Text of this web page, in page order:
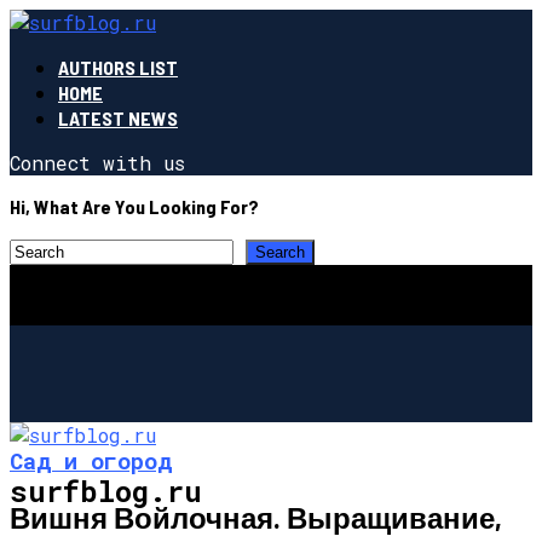
AUTHORS LIST
HOME
LATEST NEWS
Connect with us
Hi, What Are You Looking For?
surfblog.ru
Сад и огород
Вишня Войлочная. Выращивание,